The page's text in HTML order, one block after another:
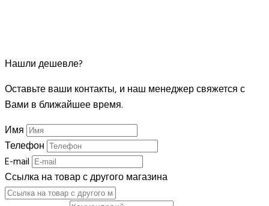
Нашли дешевле?
Оставьте ваши контакты, и наш менеджер свяжется с
Вами в ближайшее время.
Имя
Телефон
E-mail
Ссылка на товар с другого магазина